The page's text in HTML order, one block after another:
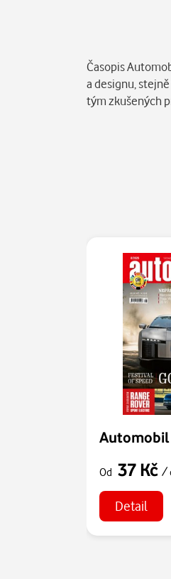
Časopis
a designu,
tým zkušených
Od 37 Kč /
Detail